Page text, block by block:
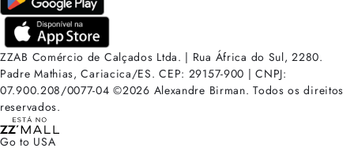
ZZAB Comércio de Calçados Ltda. | Rua África do Sul, 2280.
Padre Mathias, Cariacica/ES. CEP: 29157-900 | CNPJ:
07.900.208/0077-04 ©2026 Alexandre Birman. Todos os direitos
reservados.
Go to USA